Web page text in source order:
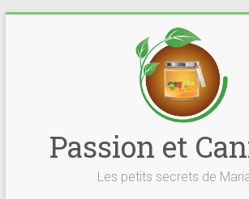
Passion et
Les petits secrets de